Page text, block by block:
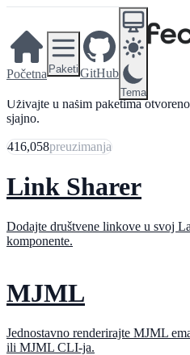
Početna Paketi GitHub
Tema
Uživajte u našim paketima
sjajno.
416,058preuzimanja
Link Sharer
Dodajte društvene linkove u svoj
komponente.
MJML
Jednostavno renderirajte MJML
ili MJML CLI-ja.